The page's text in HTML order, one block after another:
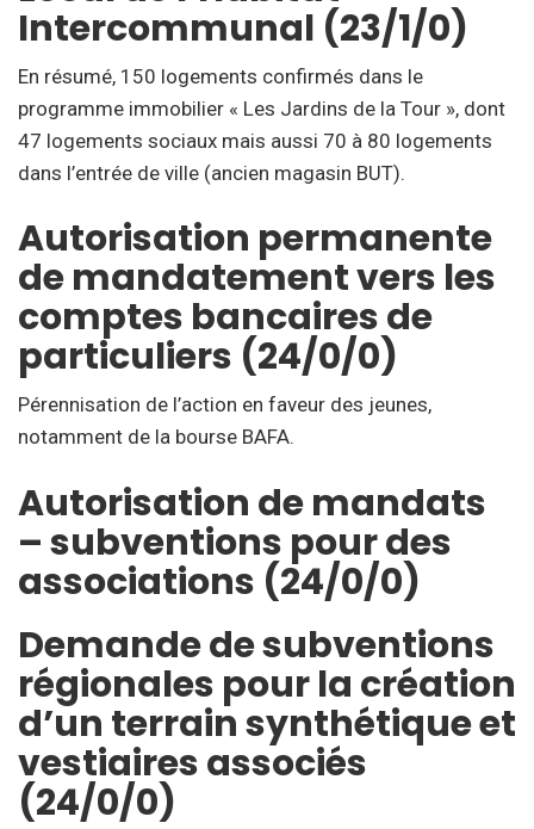
Intercommunal (23/1/0)
En résumé, 150 logements confirmés dans le
programme immobilier « Les Jardins de la Tour », dont
47 logements sociaux mais aussi 70 à 80 logements
dans l’entrée de ville (ancien magasin BUT).
Autorisation permanente
de mandatement vers les
comptes bancaires de
particuliers (24/0/0)
Pérennisation de l’action en faveur des jeunes,
notamment de la bourse BAFA.
Autorisation de mandats
– subventions pour des
associations (24/0/0)
Demande de subventions
régionales pour la création
d’un terrain synthétique et
vestiaires associés
(24/0/0)